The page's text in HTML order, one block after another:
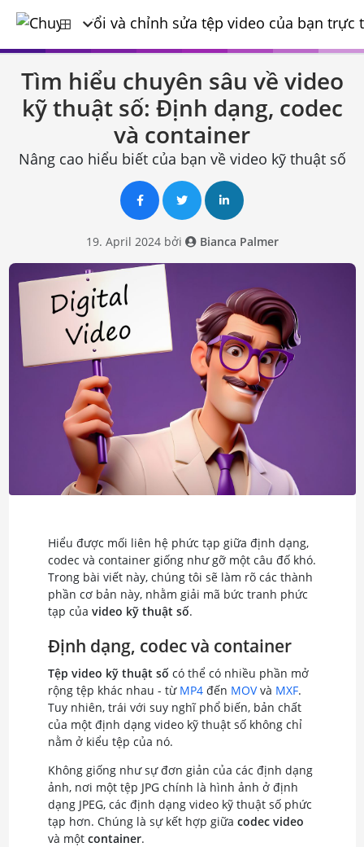
Tìm hiểu chuyên sâu về video
kỹ thuật số: Định dạng, codec
và container
Nâng cao hiểu biết của bạn về video kỹ thuật số
19. April 2024 bởi Bianca Palmer
Hiểu được mối liên hệ phức tạp giữa định dạng,
codec và container giống như gỡ một câu đố khó.
Trong bài viết này, chúng tôi sẽ làm rõ các thành
phần cơ bản này, nhằm giải mã bức tranh phức
tạp của video kỹ thuật số.
Định dạng, codec và container
Tệp video kỹ thuật sốcó thể có nhiều phần mở
rộng tệp khác nhau - từ MP4đến MOVvà MXF.
Tuy nhiên, trái với suy nghĩ phổ biến, bản chất
của một định dạng video kỹ thuật số không chỉ
nằm ở kiểu tệp của nó.
Không giống như sự đơn giản của các định dạng
ảnh, nơi một tệp JPG chính là hình ảnh ở định
dạng JPEG, các định dạng video kỹ thuật số phức
tạp hơn. Chúng là sự kết hợp giữa codec video
và một container.